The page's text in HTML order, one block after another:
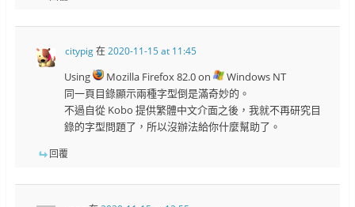
citypig在2020-11-15 at 11:45
Using Mozilla Firefox 82.0 on
Windows NT
同一頁目錄顯示兩種字型倒是滿奇妙的。
不過自從 Kobo 提供繁體中文介面之後，我就不再研究目
錄的字型問題了，所以沒辦法給你什麼幫助了。
回覆